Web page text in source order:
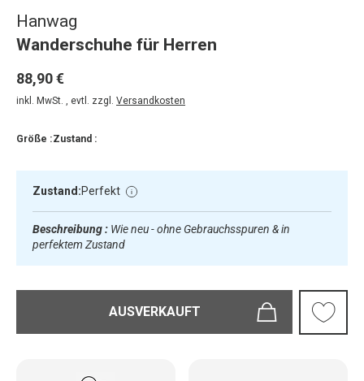
Hanwag
Wanderschuhe für Herren
88,90 €
inkl. MwSt. , evtl. zzgl. Versandkosten
Größe :Zustand :
Zustand:Perfekt
Beschreibung : Wie neu - ohne Gebrauchsspuren & in
perfektem Zustand
AUSVERKAUFT